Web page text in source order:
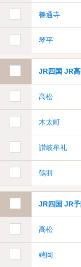
善通寺
琴平
JR四国 JR高
高松
木太町
讃岐牟礼
鶴羽
JR四国 JR予
高松
端岡